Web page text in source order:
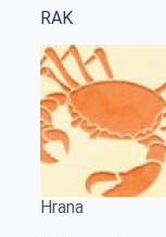
RAK
Hrana